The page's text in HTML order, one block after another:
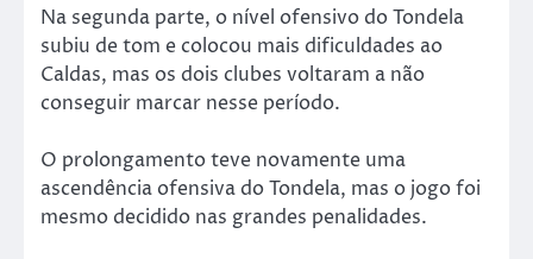
Na segunda parte, o nível ofensivo do Tondela
subiu de tom e colocou mais dificuldades ao
Caldas, mas os dois clubes voltaram a não
conseguir marcar nesse período.
O prolongamento teve novamente uma
ascendência ofensiva do Tondela, mas o jogo foi
mesmo decidido nas grandes penalidades.